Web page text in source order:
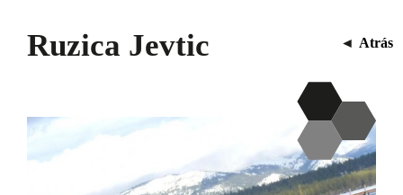
Ruzica Jevtic ◄ Atrás